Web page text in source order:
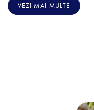
VEZI MAI MULTE